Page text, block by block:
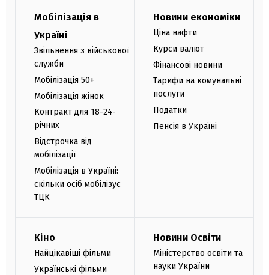
Мобілізація в
Україні
Звільнення з військової
служби
Мобілізація 50+
Мобілізація жінок
Контракт для 18-24-
річних
Відстрочка від
мобілізації
Мобілізація в Україні:
скільки осіб мобілізує
ТЦК
Новини економіки
Ціна нафти
Курси валют
Фінансові новини
Тарифи на комунальні
послуги
Податки
Пенсія в Україні
Кіно
Найцікавіші фільми
Українські фільми
Новини Освіти
Міністерство освіти та
науки України